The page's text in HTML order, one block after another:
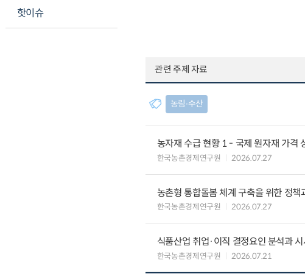
핫이슈
관련 주제 자료
농림∙수산
농자재 수급 현황 1 - 국제 원자재 가격
한국농촌경제연구원 2026.07.27
농촌형 통합돌봄 체계 구축을 위한 정책
한국농촌경제연구원 2026.07.27
식품산업 취업·이직 결정요인 분석과
한국농촌경제연구원 2026.07.21